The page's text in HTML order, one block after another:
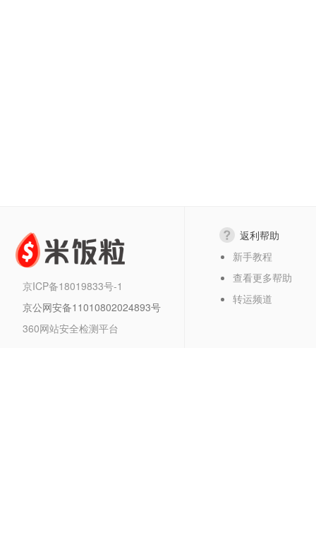
京ICP备18019833号-1
京公网安备11010802024893号
360网站安全检测平台
返利帮助
新手教程
查看更多帮助
转运频道